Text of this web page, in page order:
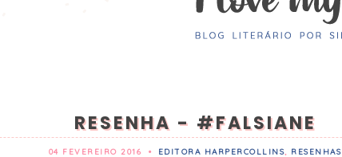
RESENHA - #FALSIANE
04 FEVEREIRO 2016 • EDITORA HARPERCOLLINS RESENHAS